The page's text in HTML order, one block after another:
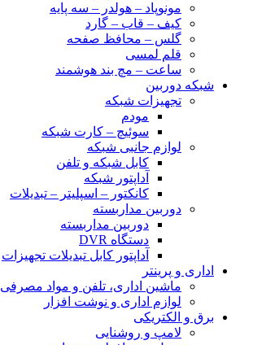
مونوپاد – هولدر – سه پایه
کیف – قاب – گارد
گلس – محافظ صفحه
قلم لمسی
ساعت – مچ بند هوشمند
شبکه دوربین
تجهیزات شبکه
مودم
سوئیچ – کارت شبکه
لوازم جانبی شبکه
کابل شبکه و تلفن
آداپتور شبکه
کانکتور – اسپلیتر – تبدیلات
دوربین مداربسته
دوربین مداربسته
دستگاه DVR
آداپتور کابل تبدیلات تجهیزات
اداری و پرینتر
ماشین اداری، تلفن و مواد مصرفی
لوازم اداری و نوشت افزار
برق و الکتریکی
لامپ و روشنایی